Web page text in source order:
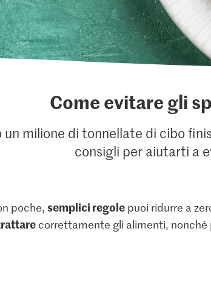
Come evitare gli
un milione di tonnellate di cibo
consigli per aiutarti a
poche, semplici regolepuoi ridurre a
correttamente gli alimenti, nonché